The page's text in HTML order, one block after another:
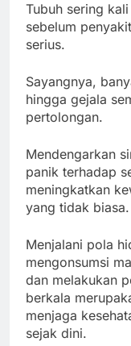
Tubuh sering
sebelum
serius.
Sayangnya,
hingga gejala
pertolongan.
Mendengarkan
panik terhadap
meningkatkan
yang tidak biasa.
Menjalani pola
mengonsumsi
dan melakukan
berkala
menjaga
sejak dini.